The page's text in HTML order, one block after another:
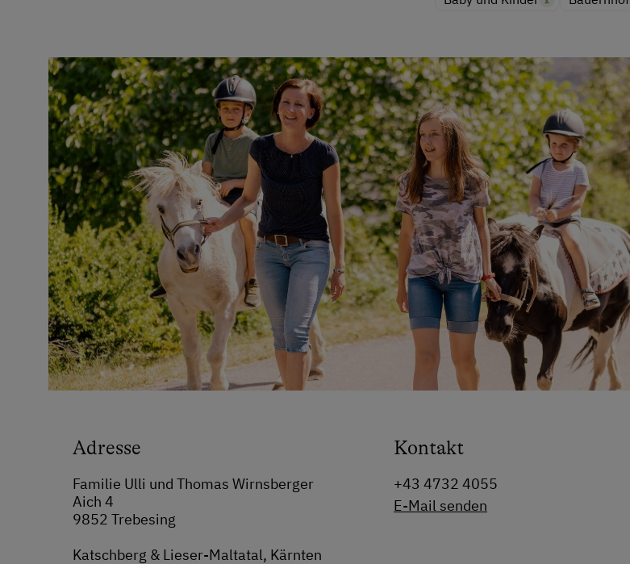
Adresse
Familie Ulli und Thomas Wirnsberger
Aich 4
9852 Trebesing
Katschberg & Lieser-Maltatal, Kärnten
Kontakt
+43 4732 4055
E-Mail senden